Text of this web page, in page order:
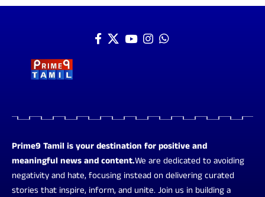
Prime9 Tamil is your destination for positive and
meaningful news and content.We are dedicated to avoiding
negativity and hate, focusing instead on delivering curated
stories that inspire, inform, and unite. Join us in building a